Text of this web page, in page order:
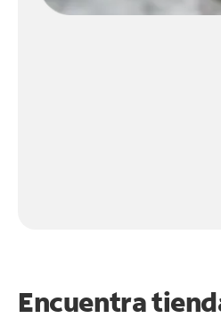
Encuentra